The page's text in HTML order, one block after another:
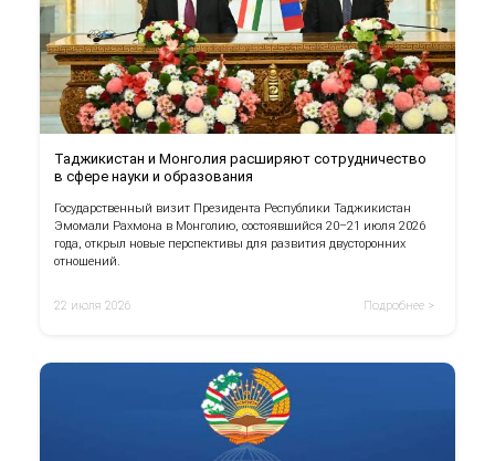
Таджикистан и Монголия расширяют сотрудничество
в сфере науки и образования
Государственный визит Президента Республики Таджикистан
Эмомали Рахмона в Монголию, состоявшийся 20–21 июля 2026
года, открыл новые перспективы для развития двусторонних
отношений.
22 июля 2026 Подробнее >